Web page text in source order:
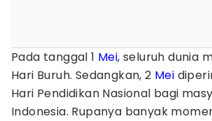
Pada tanggal 1 Mei, seluruh dunia
Hari Buruh. Sedangkan, 2 Mei
Hari Pendidikan Nasional bagi
Indonesia. Rupanya banyak